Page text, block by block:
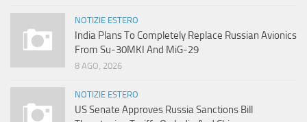
NOTIZIE ESTERO
India Plans To Completely Replace Russian Avionics
From Su-30MKI And MiG-29
8 AGO, 2026
NOTIZIE ESTERO
US Senate Approves Russia Sanctions Bill